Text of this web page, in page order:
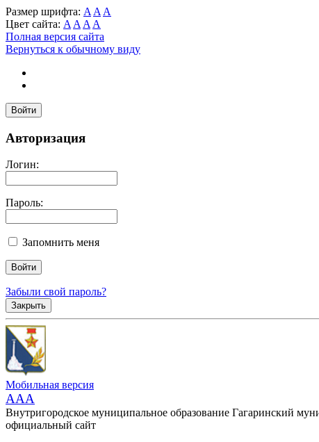
Размер шрифта: A A A
Цвет сайта: A A A A
Полная версия сайта
Вернуться к обычному виду
Войти
Авторизация
Логин:
Пароль:
Запомнить меня
Забыли свой пароль?
Закрыть
Мобильная версия
AAA
Внутригородское муниципальное образование Гагаринский
официальный сайт